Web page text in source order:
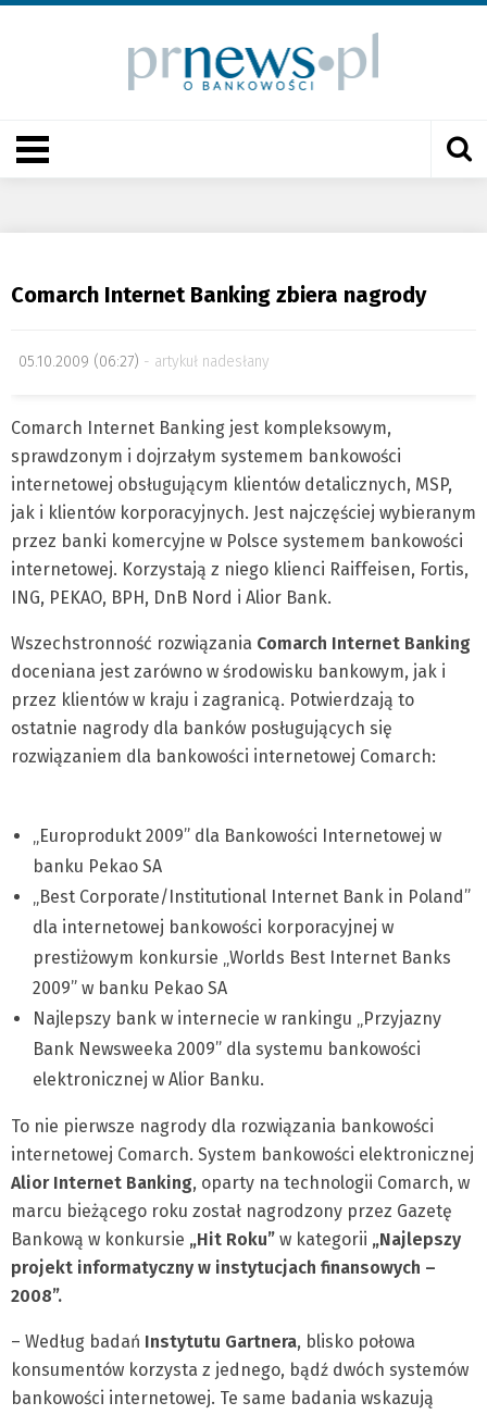
Comarch Internet Banking zbiera nagrody
05.10.2009 (06:27) artykuł nadesłany
Comarch Internet Banking jest kompleksowym,
sprawdzonym i dojrzałym systemem bankowości
internetowej obsługującym klientów detalicznych, MSP,
jak i klientów korporacyjnych. Jest najczęściej wybieranym
przez banki komercyjne w Polsce systemem bankowości
internetowej. Korzystają z niego klienci Raiffeisen, Fortis,
ING, PEKAO, BPH, DnB Nord i Alior Bank.
Wszechstronność rozwiązania Comarch Internet Banking
doceniana jest zarówno w środowisku bankowym, jak i
przez klientów w kraju i zagranicą. Potwierdzają to
ostatnie nagrody dla banków posługujących się
rozwiązaniem dla bankowości internetowej Comarch:
„Europrodukt 2009” dla Bankowości Internetowej w
banku Pekao SA
„Best Corporate/Institutional Internet Bank in Poland”
dla internetowej bankowości korporacyjnej w
prestiżowym konkursie „Worlds Best Internet Banks
2009” w banku Pekao SA
Najlepszy bank w internecie w rankingu „Przyjazny
Bank Newsweeka 2009” dla systemu bankowości
elektronicznej w Alior Banku.
To nie pierwsze nagrody dla rozwiązania bankowości
internetowej Comarch. System bankowości elektronicznej
Alior Internet Banking, oparty na technologii Comarch, w
marcu bieżącego roku został nagrodzony przez Gazetę
Bankową w konkursie „Hit Roku” w kategorii „Najlepszy
projekt informatyczny w instytucjach finansowych –
2008”.
– Według badań Instytutu Gartnera, blisko połowa
konsumentów korzysta z jednego, bądź dwóch systemów
bankowości internetowej. Te same badania wskazują